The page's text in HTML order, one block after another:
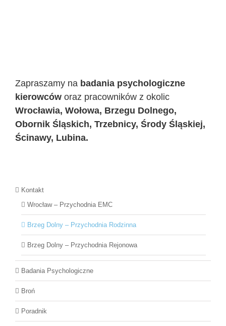
Zapraszamy na badania psychologiczne
kierowców oraz pracowników z okolic
Wrocławia, Wołowa, Brzegu Dolnego,
Obornik Śląskich, Trzebnicy, Środy Śląskiej,
Ścinawy, Lubina.
Kontakt
Wrocław – Przychodnia EMC
Brzeg Dolny – Przychodnia Rodzinna
Brzeg Dolny – Przychodnia Rejonowa
Badania Psychologiczne
Broń
Poradnik